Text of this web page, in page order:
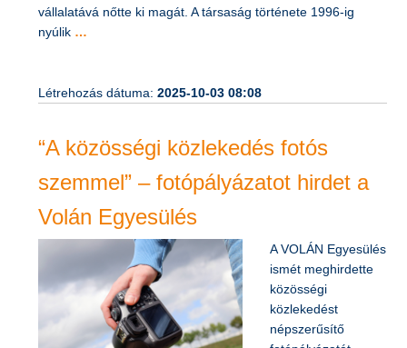
vállalatává nőtte ki magát. A társaság története 1996-ig
nyúlik …
Létrehozás dátuma:2025-10-03 08:08
“A közösségi közlekedés fotós
szemmel” – fotópályázatot hirdet a
Volán Egyesülés
​A VOLÁN Egyesülés
ismét meghirdette
közösségi
közlekedést
népszerűsítő